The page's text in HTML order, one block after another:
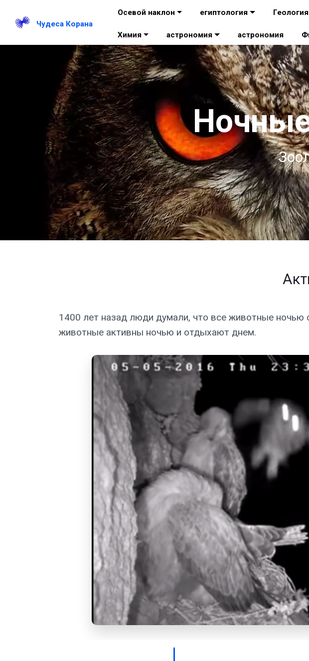
Чудеса Корана
Осевой наклон египтология Геология
Химия астрономия астрономия
1400 лет назад люди думали, что все животные
животные активны ночью и отдыхают днем.